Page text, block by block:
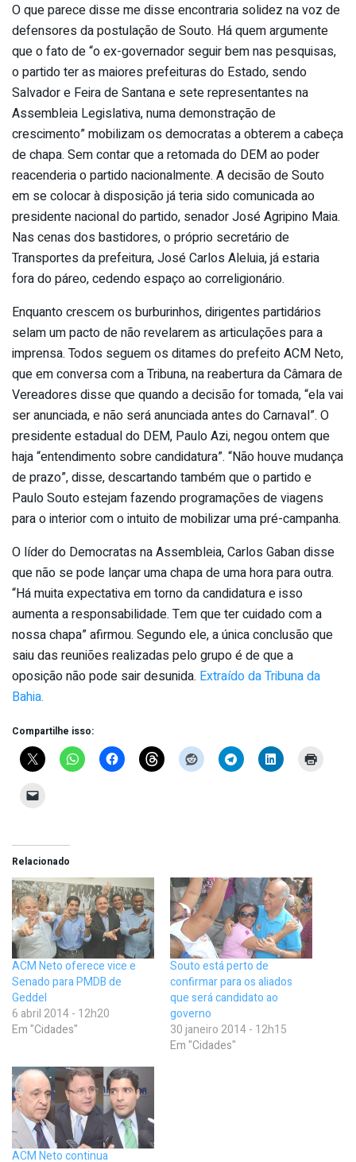
O que parece disse me disse encontraria solidez na voz de
defensores da postulação de Souto. Há quem argumente
que o fato de “o ex-governador seguir bem nas pesquisas,
o partido ter as maiores prefeituras do Estado, sendo
Salvador e Feira de Santana e sete representantes na
Assem­bleia Legislativa, numa demonstração de
crescimento” mobilizam os democratas a obterem a cabeça
de chapa. Sem contar que a retomada do DEM ao poder
reacenderia o partido nacionalmente. A decisão de Souto
em se colocar à disposição já teria sido comunicada ao
presidente nacional do partido, senador José Agripino Maia.
Nas cenas dos bastidores, o próprio secretário de
Transportes da prefeitura, José Carlos Aleluia, já estaria
fora do páreo, cedendo espaço ao correligionário.
Enquanto crescem os burbu­rinhos, dirigentes partidários
selam um pacto de não revelarem as articulações para a
imprensa. Todos seguem os ditames do prefeito ACM Neto,
que em conversa com a Tribuna, na reabertura da Câmara de
Vereadores disse que quando a decisão for tomada, “ela vai
ser anunciada, e não será anunciada antes do Carnaval”. O
presidente estadual do DEM, Paulo Azi, negou ontem que
haja “entendimento sobre candidatura”. “Não houve mudança
de prazo”, disse, descartando também que o partido e
Paulo Souto estejam fazendo programações de viagens
para o interior com o intuito de mobilizar uma pré-campanha.
O líder do Democratas na Assembleia, Carlos Gaban disse
que não se pode lançar uma chapa de uma hora para outra.
“Há muita expectativa em torno da candidatura e isso
aumenta a responsabilidade. Tem que ter cuidado com a
nossa chapa” afirmou. Segundo ele, a única conclusão que
saiu das reuniões realizadas pelo grupo é de que a
oposição não pode sair desunida. Extraído da Tribuna da
Bahia.
Compartilhe isso:
Relacionado
ACM Neto oferece vice e
Senado para PMDB de
Geddel
6 abril 2014 - 12h20
Em "Cidades"
Souto está perto de
confirmar para os aliados
que será candidato ao
governo
30 janeiro 2014 - 12h15
Em "Cidades"
ACM Neto continua